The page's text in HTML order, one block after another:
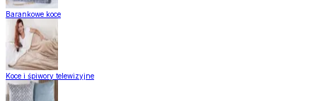
Barankowe koce
Koce i śpiwory telewizyjne